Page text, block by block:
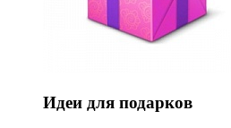
Идеи для подарков